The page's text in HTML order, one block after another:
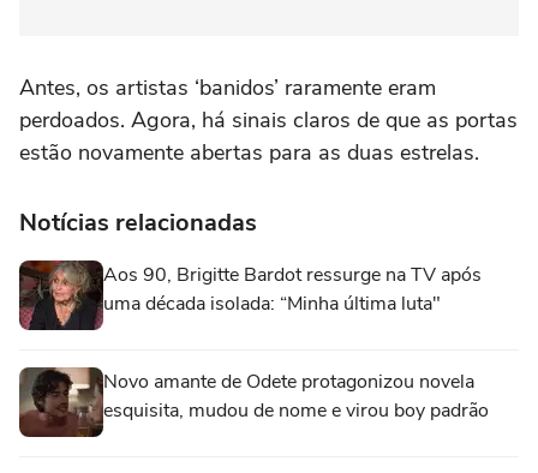
Antes, os artistas ‘banidos’ raramente eram
perdoados. Agora, há sinais claros de que as portas
estão novamente abertas para as duas estrelas.
Notícias relacionadas
Aos 90, Brigitte Bardot ressurge na TV após
uma década isolada: “Minha última luta"
Novo amante de Odete protagonizou novela
esquisita, mudou de nome e virou boy padrão